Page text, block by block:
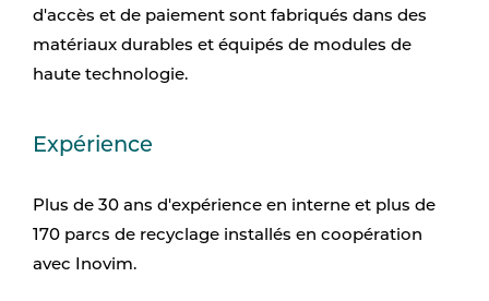
d'accès et de paiement sont fabriqués dans des
matériaux durables et équipés de modules de
haute technologie.
Expérience
Plus de 30 ans d'expérience en interne et plus de
170 parcs de recyclage installés en coopération
avec Inovim.